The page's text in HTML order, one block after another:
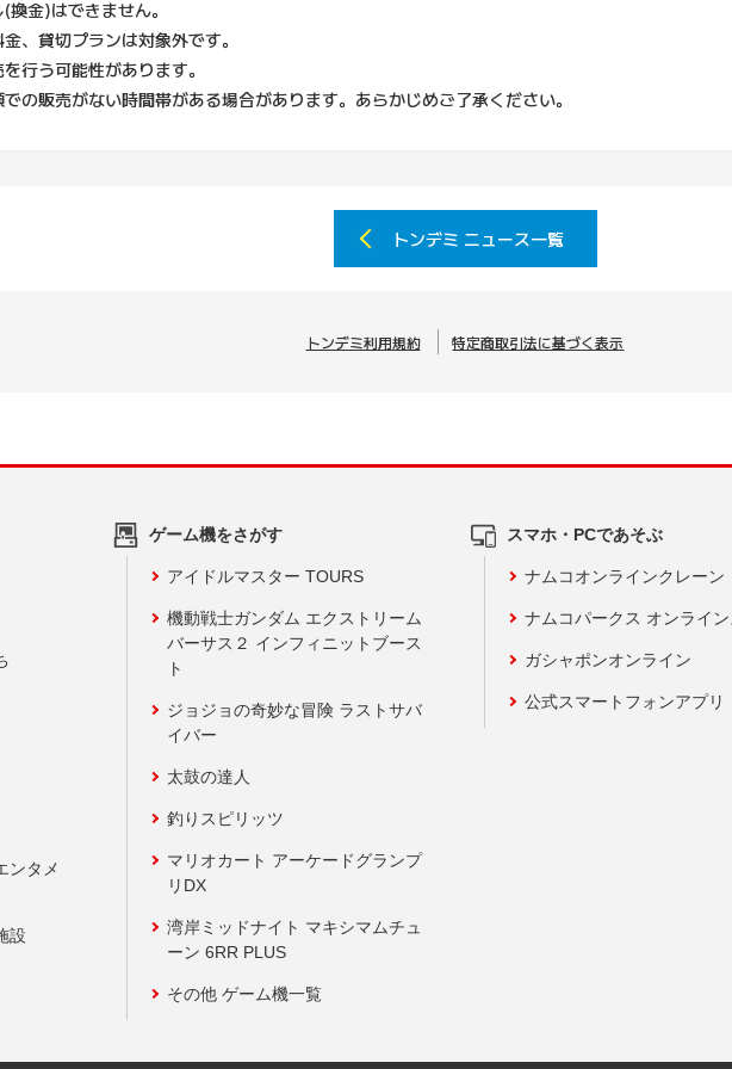
金)はできません。
、貸切プランは対象外です。
行う可能性があります。
の販売がない時間帯がある場合があります。あらかじめご了承ください。
トンデミ ニュース一覧
トンデミ利用規約 特定商取引法に基づく表示
ンタメ
設
ゲーム機をさがす
アイドルマスター TOURS
機動戦士ガンダム エクストリーム
バーサス２ インフィニットブース
ト
ジョジョの奇妙な冒険 ラストサバ
イバー
太鼓の達人
釣りスピリッツ
マリオカート アーケードグランプ
リDX
湾岸ミッドナイト マキシマムチュ
ーン 6RR PLUS
その他 ゲーム機一覧
スマホ・PCであそぶ
ナムコオンラインクレーン
ナムコパークス オンライ
ガシャポンオンライン
公式スマートフォンアプリ